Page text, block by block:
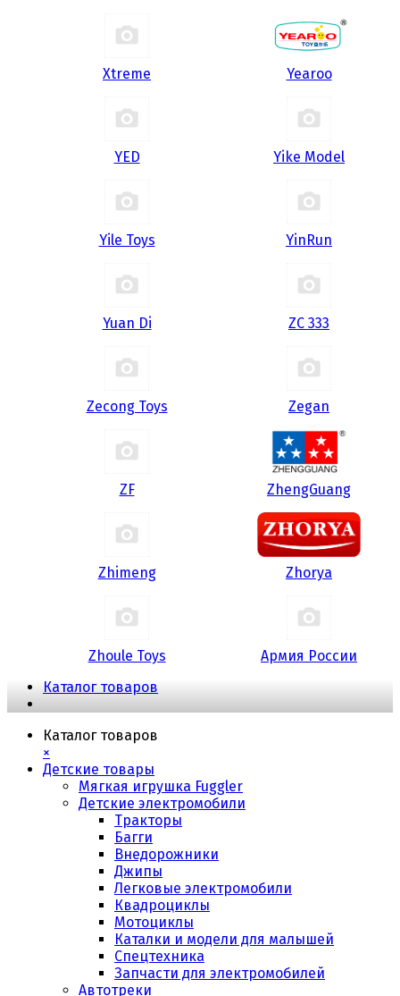
Xtreme Yearoo
YED Yike Model
Yile Toys YinRun
Yuan Di ZC 333
Zecong Toys Zegan
ZF ZhengGuang
Zhimeng Zhorya
Zhoule Toys
Армия России
Каталог товаров
Каталог товаров
×
Детские товары
Мягкая игрушка Fuggler
Детские электромобили
Тракторы
Багги
Внедорожники
Джипы
Легковые электромобили
Квадроциклы
Мотоциклы
Каталки и модели для малышей
Спецтехника
Запчасти для электромобилей
Автотреки